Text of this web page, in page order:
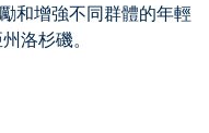
和增強不同群體的年輕
洛杉磯。